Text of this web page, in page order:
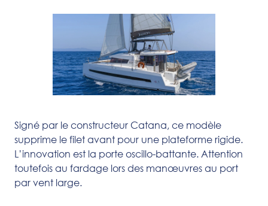
Signé par le constructeur Catana, ce modèle
supprime le filet avant pour une plateforme rigide.
L’innovation est la porte oscillo-battante. Attention
toutefois au fardage lors des manœuvres au port
par vent large.